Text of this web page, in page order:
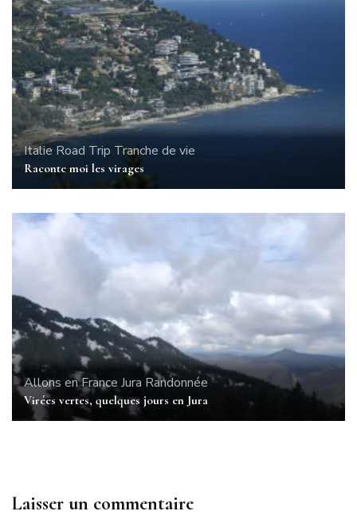
Italie Road Trip Tranche de vie
Raconte moi les virages
Allons en France Jura Randonnée
Virées vertes, quelques jours en Jura
Laisser un commentaire